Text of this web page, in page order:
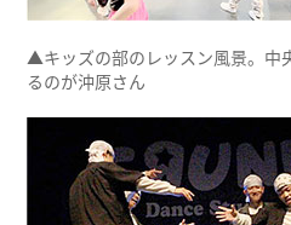
▲キッズの部のレッスン風景。中
るのが沖原さん